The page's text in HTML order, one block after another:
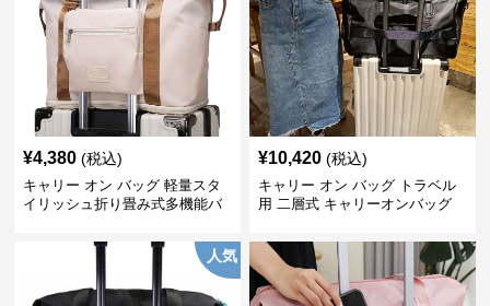
¥4,380 (税込)
キャリー オン バッグ 軽量スタ
イリッシュ折り畳み式多機能バ
¥10,420 (税込)
キャリー オン バッグ トラベル
用 二層式 キャリーオンバッグ
人気